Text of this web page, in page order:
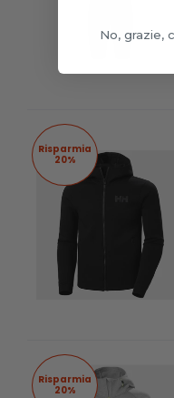
Risparmia
20%
Risparmia
20%
No, grazie,